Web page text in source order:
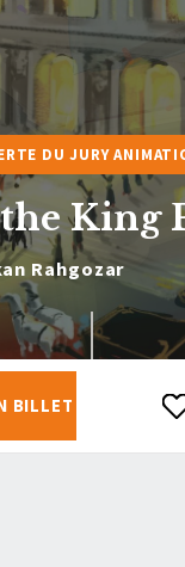
DU JURY
King
Rahgozar
BILLET